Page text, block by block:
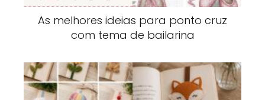
As melhores ideias para ponto cruz
com tema de bailarina